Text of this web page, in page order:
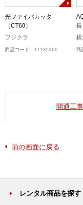
光ファイバカッタ
（CT60）
フジクラ
商品コード：11135300
長
横
商
開通工
前の画面に戻る
レンタル商品を探す